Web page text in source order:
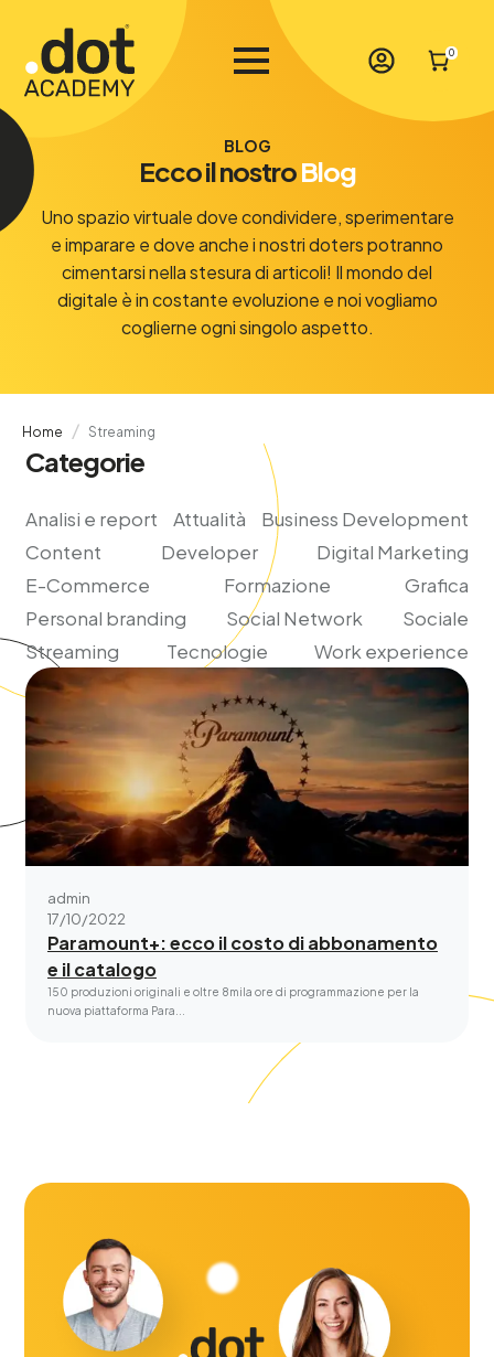
0
BLOG
Ecco il nostroBlog
Uno spazio virtuale dove condividere, sperimentare
e imparare e dove anche i nostri doters potranno
cimentarsi nella stesura di articoli! Il mondo del
digitale è in costante evoluzione e noi vogliamo
coglierne ogni singolo aspetto.
Home Streaming
Categorie
Analisi e report Attualità
Business Development
Content
Developer
Digital Marketing
E-Commerce
Formazione
Grafica
Personal branding
Social Network
Sociale
Streaming
Tecnologie Work experience
admin
17/10/2022
Paramount+: ecco il costo di abbonamento
e il catalogo
150 produzioni originali e oltre 8mila ore di programmazione per la
nuova piattaforma Para...